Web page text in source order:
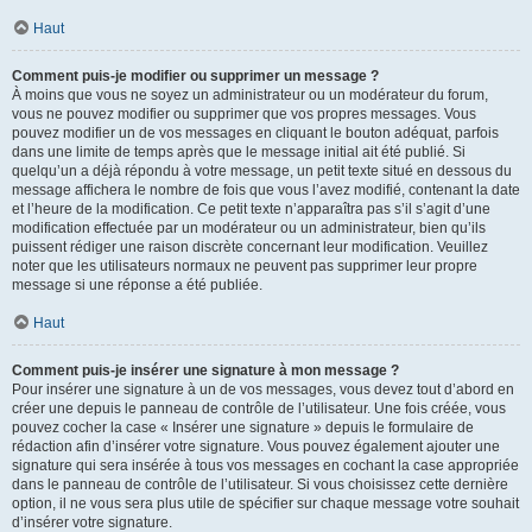
Haut
Comment puis-je modifier ou supprimer un message ?
À moins que vous ne soyez un administrateur ou un modérateur du forum,
vous ne pouvez modifier ou supprimer que vos propres messages. Vous
pouvez modifier un de vos messages en cliquant le bouton adéquat, parfois
dans une limite de temps après que le message initial ait été publié. Si
quelqu’un a déjà répondu à votre message, un petit texte situé en dessous du
message affichera le nombre de fois que vous l’avez modifié, contenant la date
et l’heure de la modification. Ce petit texte n’apparaîtra pas s’il s’agit d’une
modification effectuée par un modérateur ou un administrateur, bien qu’ils
puissent rédiger une raison discrète concernant leur modification. Veuillez
noter que les utilisateurs normaux ne peuvent pas supprimer leur propre
message si une réponse a été publiée.
Haut
Comment puis-je insérer une signature à mon message ?
Pour insérer une signature à un de vos messages, vous devez tout d’abord en
créer une depuis le panneau de contrôle de l’utilisateur. Une fois créée, vous
pouvez cocher la case « Insérer une signature » depuis le formulaire de
rédaction afin d’insérer votre signature. Vous pouvez également ajouter une
signature qui sera insérée à tous vos messages en cochant la case appropriée
dans le panneau de contrôle de l’utilisateur. Si vous choisissez cette dernière
option, il ne vous sera plus utile de spécifier sur chaque message votre souhait
d’insérer votre signature.